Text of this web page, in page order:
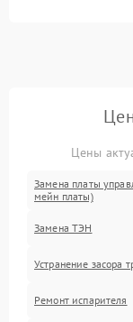
Цены
Замена платы
мейн платы)
Замена ТЭН
Устранение засора
Ремонт испарителя